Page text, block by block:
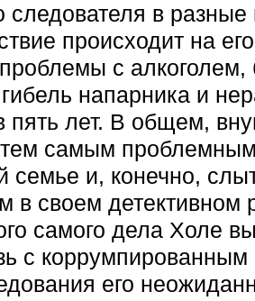
следователя в
происходит на
с алкоголем,
напарника и
пять лет. В общем,
самым
семье и, конечно,
в своем детективном
самого дела Холе
с коррумпированным
его